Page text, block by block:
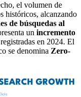
el volumen de
históricos, alcanzando
de búsquedas al
un incremento
en 2024. El
se denomina Zero-